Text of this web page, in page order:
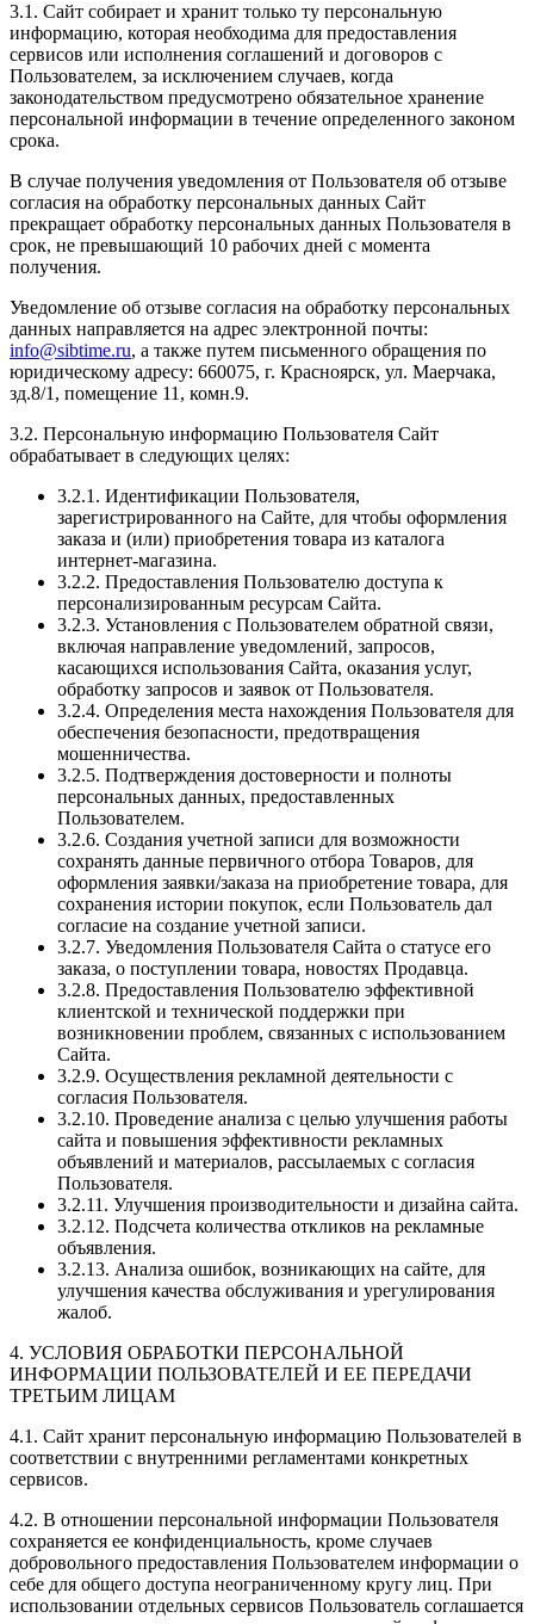
3.1. Сайт собирает и хранит только ту персональную
информацию, которая необходима для предоставления
сервисов или исполнения соглашений и договоров с
Пользователем, за исключением случаев, когда
законодательством предусмотрено обязательное хранение
персональной информации в течение определенного законом
срока.
В случае получения уведомления от Пользователя об отзыве
согласия на обработку персональных данных Сайт
прекращает обработку персональных данных Пользователя в
срок, не превышающий 10 рабочих дней с момента
получения.
Уведомление об отзыве согласия на обработку персональных
данных направляется на адрес электронной почты:
info@sibtime.ru, а также путем письменного обращения по
юридическому адресу: 660075, г. Красноярск, ул. Маерчака,
зд.8/1, помещение 11, комн.9.
3.2. Персональную информацию Пользователя Сайт
обрабатывает в следующих целях:
3.2.1. Идентификации Пользователя,
зарегистрированного на Сайте, для чтобы оформления
заказа и (или) приобретения товара из каталога
интернет-магазина.
3.2.2. Предоставления Пользователю доступа к
персонализированным ресурсам Сайта.
3.2.3. Установления с Пользователем обратной связи,
включая направление уведомлений, запросов,
касающихся использования Сайта, оказания услуг,
обработку запросов и заявок от Пользователя.
3.2.4. Определения места нахождения Пользователя для
обеспечения безопасности, предотвращения
мошенничества.
3.2.5. Подтверждения достоверности и полноты
персональных данных, предоставленных
Пользователем.
3.2.6. Создания учетной записи для возможности
сохранять данные первичного отбора Товаров, для
оформления заявки/заказа на приобретение товара, для
сохранения истории покупок, если Пользователь дал
согласие на создание учетной записи.
3.2.7. Уведомления Пользователя Сайта о статусе его
заказа, о поступлении товара, новостях Продавца.
3.2.8. Предоставления Пользователю эффективной
клиентской и технической поддержки при
возникновении проблем, связанных с использованием
Сайта.
3.2.9. Осуществления рекламной деятельности с
согласия Пользователя.
3.2.10. Проведение анализа с целью улучшения работы
сайта и повышения эффективности рекламных
объявлений и материалов, рассылаемых с согласия
Пользователя.
3.2.11. Улучшения производительности и дизайна сайта.
3.2.12. Подсчета количества откликов на рекламные
объявления.
3.2.13. Анализа ошибок, возникающих на сайте, для
улучшения качества обслуживания и урегулирования
жалоб.
4. УСЛОВИЯ ОБРАБОТКИ ПЕРСОНАЛЬНОЙ
ИНФОРМАЦИИ ПОЛЬЗОВАТЕЛЕЙ И ЕЕ ПЕРЕДАЧИ
ТРЕТЬИМ ЛИЦАМ
4.1. Сайт хранит персональную информацию Пользователей в
соответствии с внутренними регламентами конкретных
сервисов.
4.2. В отношении персональной информации Пользователя
сохраняется ее конфиденциальность, кроме случаев
добровольного предоставления Пользователем информации о
себе для общего доступа неограниченному кругу лиц. При
использовании отдельных сервисов Пользователь соглашается